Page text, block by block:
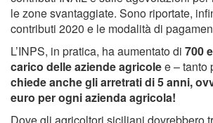
le zone svantaggiate. Sono riportate,
contributi 2020 e le modalità di
L’INPS, in pratica, ha aumentato di 700
carico delle aziende agricolee – tanto
chiede anche gli arretrati di 5 anni,
euro per ogni azienda agricola!